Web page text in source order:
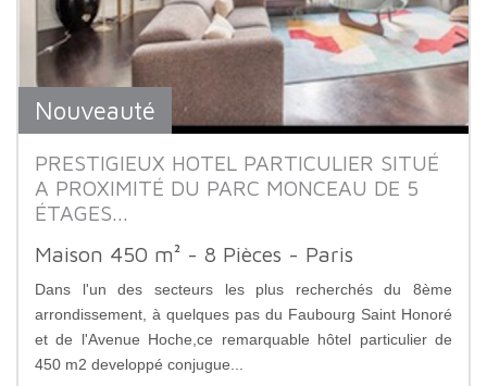
Nouveauté
PRESTIGIEUX HOTEL PARTICULIER SITUÉ
A PROXIMITÉ DU PARC MONCEAU DE 5
ÉTAGES...
Maison 450 m² - 8 Pièces - Paris
Dans l'un des secteurs les plus recherchés du 8ème
arrondissement, à quelques pas du Faubourg Saint Honoré
et de l'Avenue Hoche,ce remarquable hôtel particulier de
450 m2 developpé conjugue...